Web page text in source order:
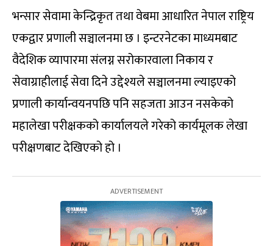
भन्सार सेवामा केन्द्रिकृत तथा वेबमा आधारित नेपाल राष्ट्रिय
एकद्वार प्रणाली सञ्चालनमा छ । इन्टरनेटका माध्यमबाट
वैदेशिक व्यापारमा संलग्न सरोकारवाला निकाय र
सेवाग्राहीलाई सेवा दिने उद्देश्यले सञ्चालनमा ल्याइएको
प्रणाली कार्यान्वयनपछि पनि सहजता आउन नसकेको
महालेखा परीक्षकको कार्यालयले गरेको कार्यमूलक लेखा
परीक्षणबाट देखिएको हो ।